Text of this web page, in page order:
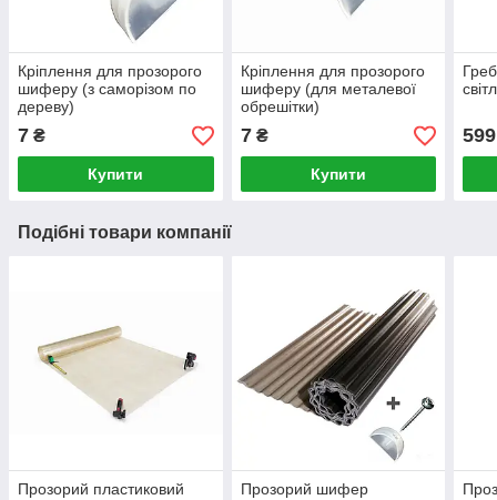
Кріплення для прозорого
шиферу (з саморізом по
дереву)
7 ₴
Купити
Кріплення для прозорого
шиферу (для металевої
обрешітки)
7₴
Купити
599
Подібні товари компанії
Прозорий пластиковий
Прозорий шифер